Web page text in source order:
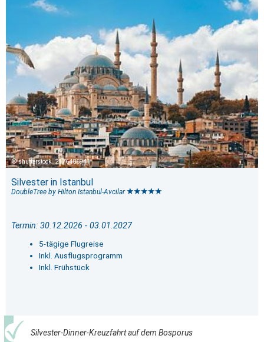
shutterstock_2176486941
Silvester in Istanbul
DoubleTree by Hilton Istanbul-Avcilar
Termin: 30.12.2026 - 03.01.2027
5-tägige Flugreise
Inkl. Ausflugsprogramm
Inkl. Frühstück
Silvester-Dinner-Kreuzfahrt auf dem Bosporus